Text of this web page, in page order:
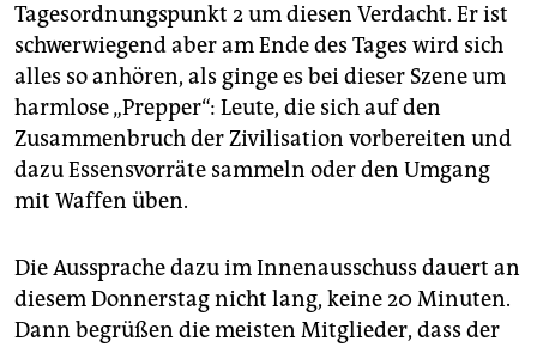
Tagesordnungspunkt 2 um diesen Verdacht. Er ist
schwerwiegend aber am Ende des Tages wird sich
alles so anhören, als ginge es bei dieser Szene um
harmlose „Prepper“: Leute, die sich auf den
Zusammenbruch der Zivilisation vorbereiten und
dazu Essensvorräte sammeln oder den Umgang
mit Waffen üben.
Die Aussprache dazu im Innenausschuss dauert an
diesem Donnerstag nicht lang, keine 20 Minuten.
Dann begrüßen die meisten Mitglieder, dass der